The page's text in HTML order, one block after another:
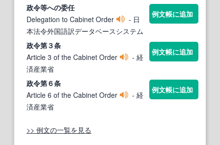
政令等への委任
Delegation to Cabinet Order
- 日
本法令外国語訳データベースシステム
例文帳に追加
政令第３条
Article 3 of the Cabinet Order
- 経
済産業省
例文帳に追加
政令第６条
Article 6 of the Cabinet Order
- 経
済産業省
例文帳に追加
>> 例文の一覧を見る